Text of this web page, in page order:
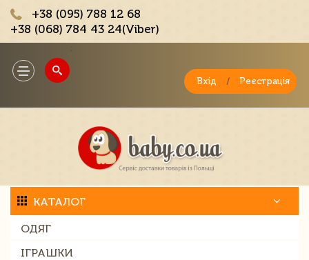
+38 (095) 788 12 68
+38 (068) 784 43 24(Viber)
Toggle
navigation
Вхід / Реєстрація
КАТАЛОГ
ОДЯГ
ІГРАШКИ